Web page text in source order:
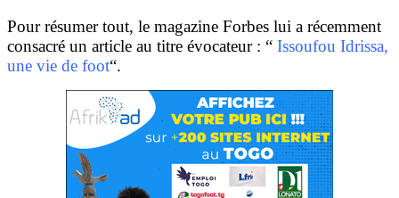
Pour résumer tout, le magazine Forbes lui a récemment
consacré un article au titre évocateur : “ Issoufou Idrissa,
une vie de foot“.